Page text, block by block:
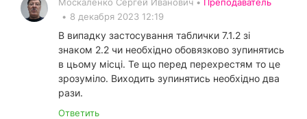
• 8 декабря 2023 12:19
В випадку застосування таблички 7.1.2 зі
знаком 2.2 чи необхідно обовязково зупинятись
в цьому місці. Те що перед перехрестям то це
зрозуміло. Виходить зупинятись необхідно два
рази.
Ответить